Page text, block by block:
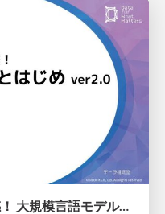
つくって納得、つかって実感！ 大規模言語モデルことはじめ ver2.0